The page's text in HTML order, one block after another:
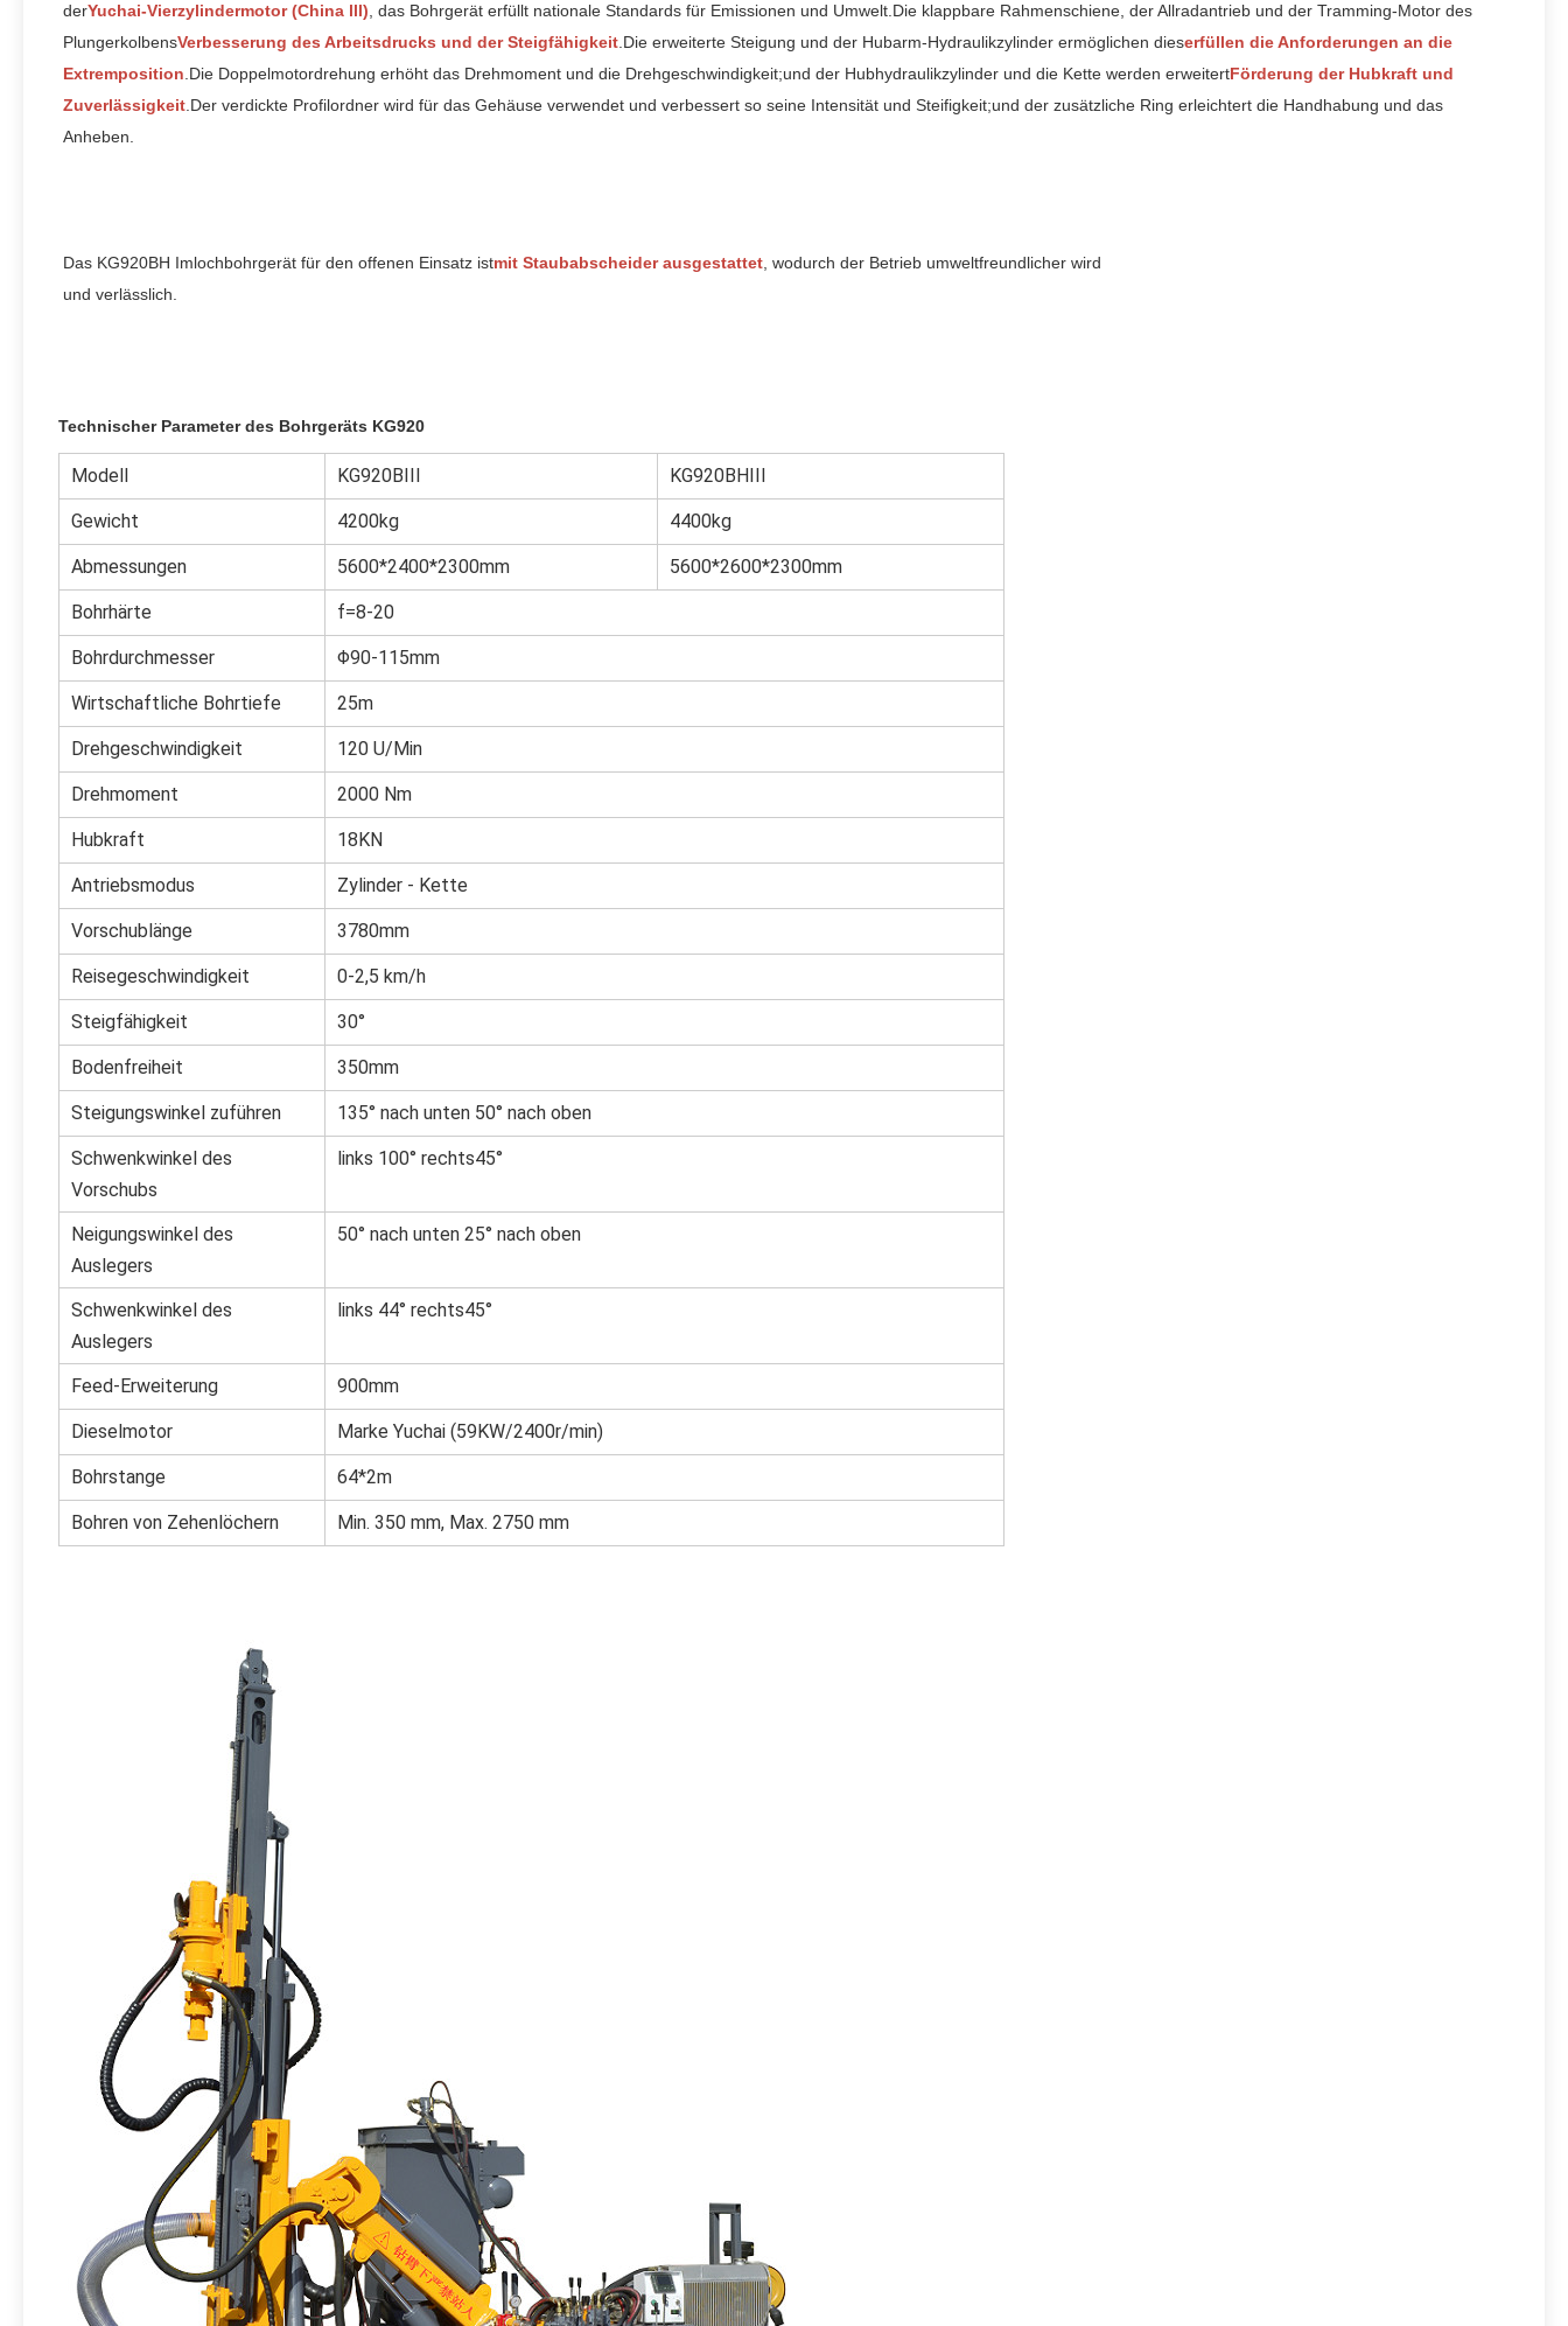
derYuchai-Vierzylindermotor (China lll) , das Bohrgerät erfüllt nationale Standards für Emissionen und Umwelt.Die klappbare Rahmenschiene, der Allradantrieb und der Tramming-Motor des
PlungerkolbensVerbesserung des Arbeitsdrucks und der Steigfähigkeit .Die erweiterte Steigung und der Hubarm-Hydraulikzylinder ermöglichen dieserfüllen die Anforderungen an die
Extremposition .Die Doppelmotordrehung erhöht das Drehmoment und die Drehgeschwindigkeit;und der Hubhydraulikzylinder und die Kette werden erweitertFörderung der Hubkraft und
Zuverlässigkeit .Der verdickte Profilordner wird für das Gehäuse verwendet und verbessert so seine Intensität und Steifigkeit;und der zusätzliche Ring erleichtert die Handhabung und das
Anheben.
Das KG920BH Imlochbohrgerät für den offenen Einsatz istmit Staubabscheider ausgestattet , wodurch der Betrieb umweltfreundlicher wird
und verlässlich.
Technischer Parameter des Bohrgeräts KG920
Modell KG920BIII KG920BHIII
Gewicht 4200kg 4400kg
Abmessungen 5600*2400*2300mm 5600*2600*2300mm
Bohrhärte f=8-20
Bohrdurchmesser Φ90-115mm
Wirtschaftliche Bohrtiefe 25m
Drehgeschwindigkeit 120 U/Min
Drehmoment 2000 Nm
Hubkraft 18KN
Antriebsmodus Zylinder - Kette
Vorschublänge 3780mm
Reisegeschwindigkeit 0-2,5 km/h
Steigfähigkeit 30°
Bodenfreiheit 350mm
Steigungswinkel zuführen 135° nach unten 50° nach oben
Schwenkwinkel des
Vorschubs
links 100° rechts45°
Neigungswinkel des
Auslegers
50° nach unten 25° nach oben
Schwenkwinkel des
Auslegers
links 44° rechts45°
Feed-Erweiterung 900mm
Dieselmotor Marke Yuchai (59KW/2400r/min)
Bohrstange 64*2m
Bohren von Zehenlöchern Min. 350 mm, Max. 2750 mm